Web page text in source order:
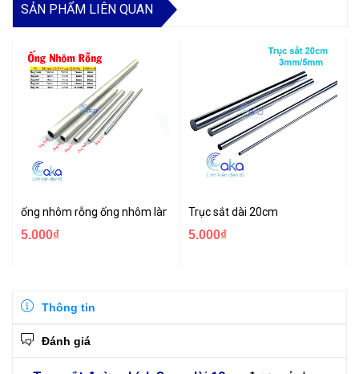
SẢN PHẨM LIÊN QUAN
ống nhôm rỗng ống nhôm làm mô hình dài 10cm 20cm nhiều kích
5.000₫
Trục sắt dài 20cm
5.000₫
Thông tin
Đánh giá